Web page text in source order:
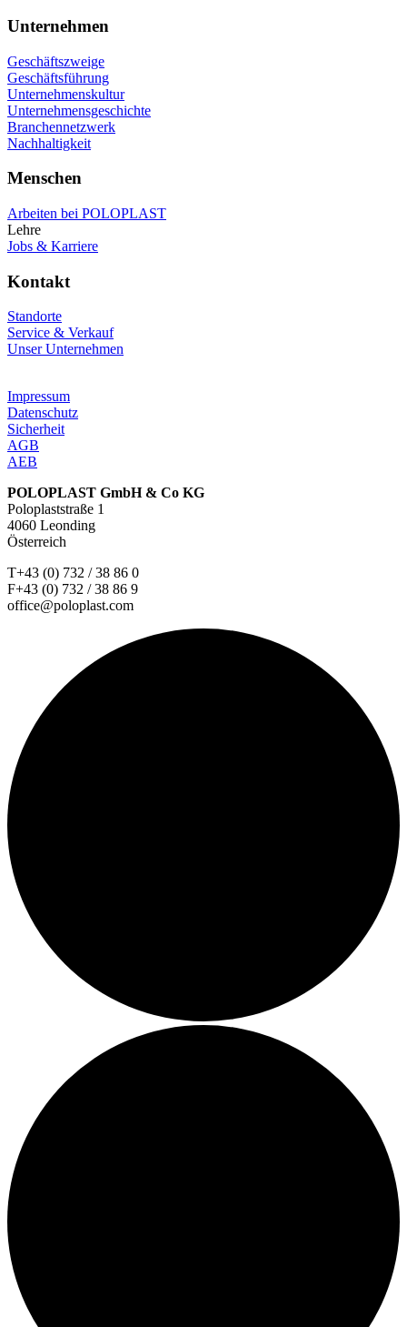
Unternehmen
Geschäftszweige
Geschäftsführung
Unternehmenskultur
Unternehmensgeschichte
Branchennetzwerk
Nachhaltigkeit
Menschen
Arbeiten bei POLOPLAST
Lehre
Jobs & Karriere
Kontakt
Standorte
Service & Verkauf
Unser Unternehmen
Impressum
Datenschutz
Sicherheit
AGB
AEB
POLOPLAST GmbH & Co KG
Poloplaststraße 1
4060 Leonding
Österreich
T+43 (0) 732 / 38 86 0
F+43 (0) 732 / 38 86 9
office@poloplast.com